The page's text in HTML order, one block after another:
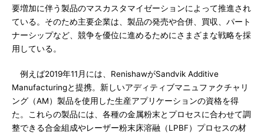
要増加に伴う製品のマスカスタマイゼーションによって推進され
ている。そのため主要企業は、製品の発売や合併、買収、パート
ナーシップなど、競争を優位に進めるためにさまざまな戦略を採
用している。
例えば2019年11月には、RenishawがSandvik Additive
Manufacturingと提携。新しいアディティブマニュファクチャリ
ング（AM）製品を使用した生産アプリケーションの資格を得
た。これらの製品には、各種の金属粉末とプロセスに合わせて調
整できる合金組成やレーザー粉末床溶融（LPBF）プロセスの材